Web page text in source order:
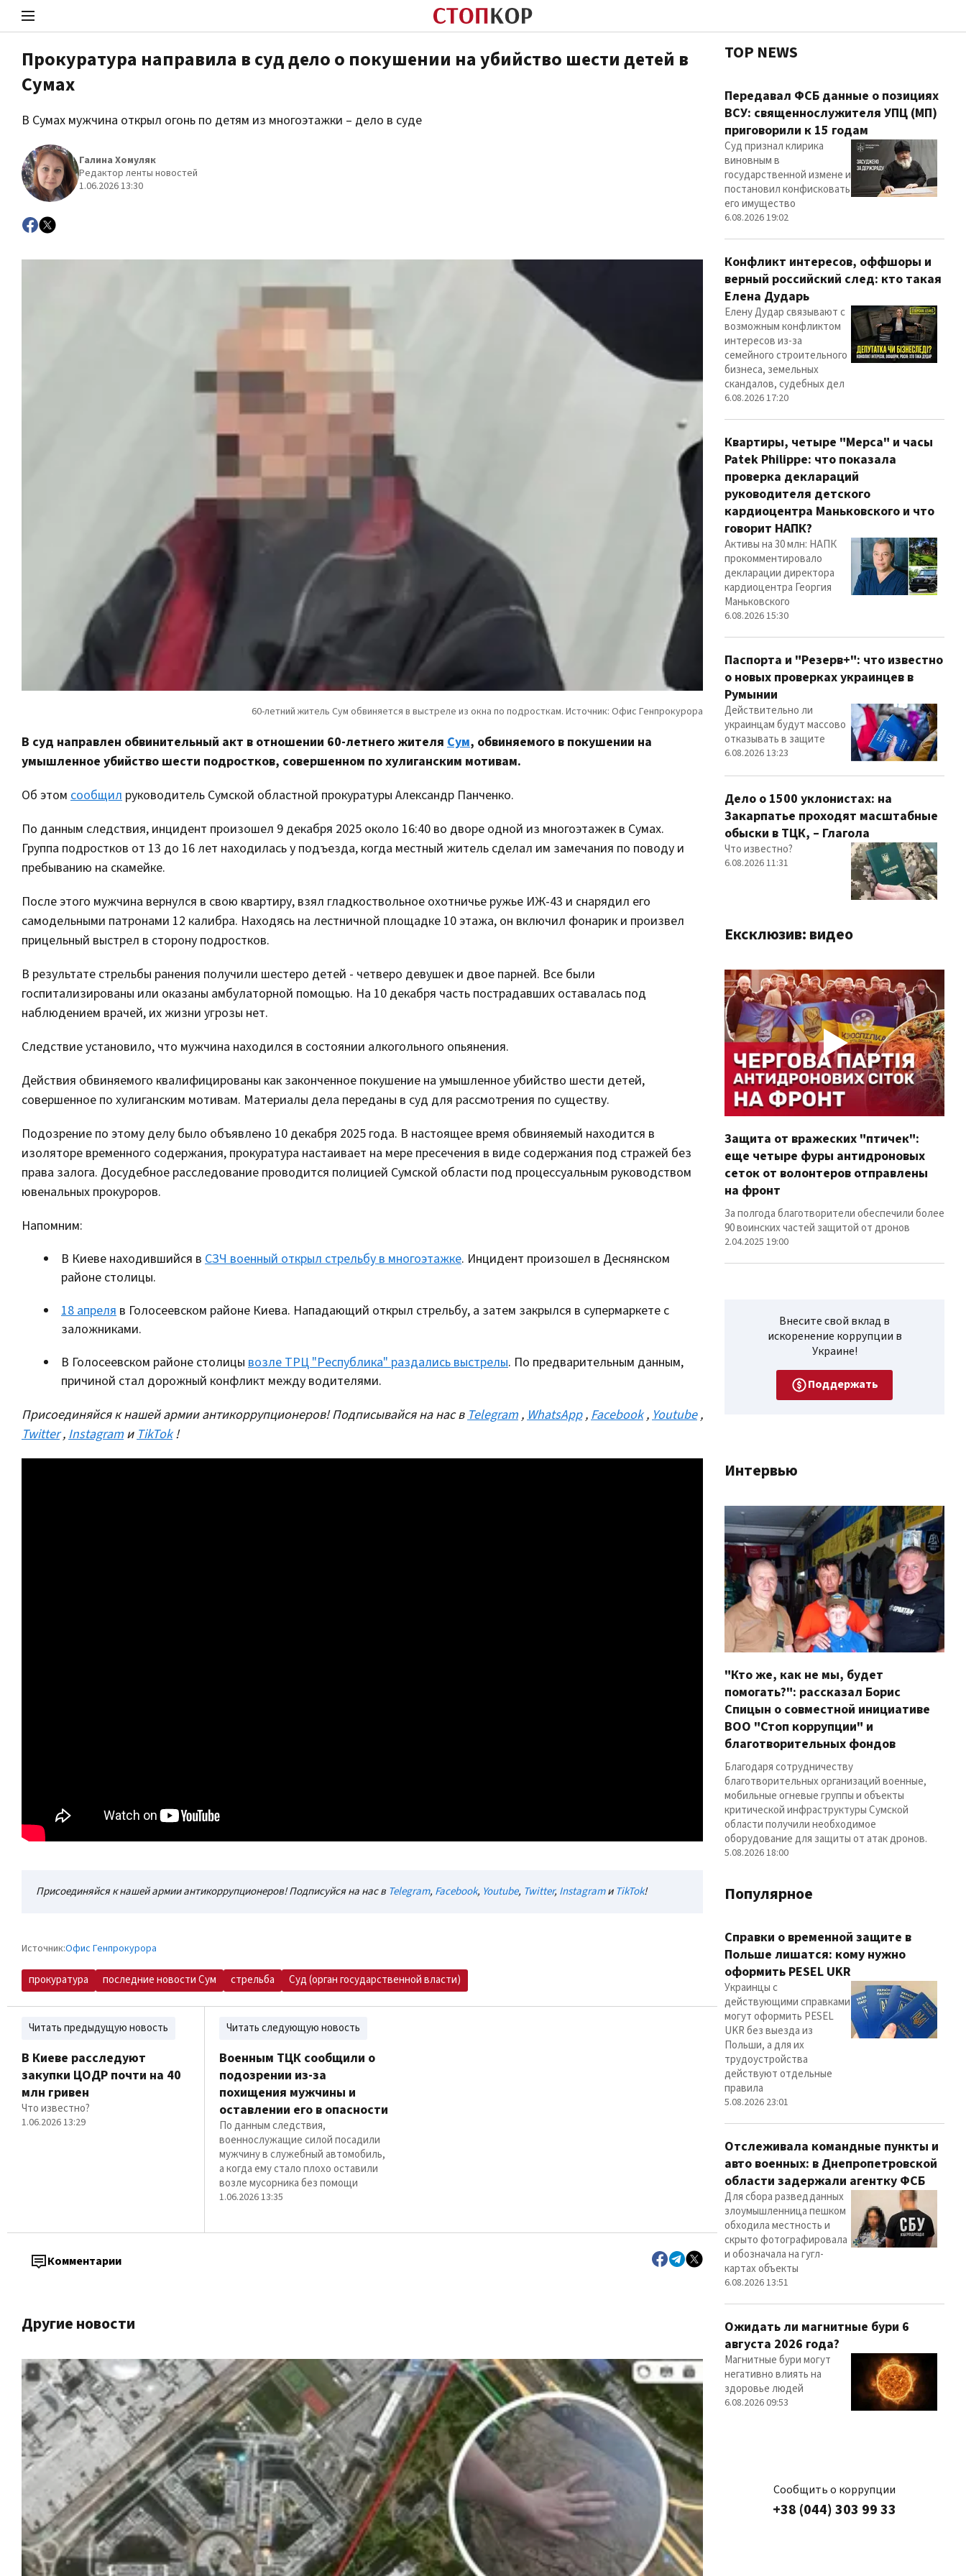
Стоп Политической Коррупции
Политика
Прокуратура направила в суд дело о покушении на убийство шести детей в
Сумах
В Сумах мужчина открыл огонь по детям из многоэтажки – дело в суде
Галина Хомуляк
Редактор ленты новостей
1.06.2026 13:30
В суд направлен обвинительный акт в отношении 60-летнего жителя Сум, обвиняемого в покушении на
умышленное убийство шести подростков, совершенном по хулиганским мотивам.
Об этом сообщил руководитель Сумской областной прокуратуры Александр Панченко.
По данным следствия, инцидент произошел 9 декабря 2025 около 16:40 во дворе одной из многоэтажек в Сумах.
Группа подростков от 13 до 16 лет находилась у подъезда, когда местный житель сделал им замечания по поводу и
пребыванию на скамейке.
После этого мужчина вернулся в свою квартиру, взял гладкоствольное охотничье ружье ИЖ-43 и снарядил его
самодельными патронами 12 калибра. Находясь на лестничной площадке 10 этажа, он включил фонарик и произвел
прицельный выстрел в сторону подростков.
В результате стрельбы ранения получили шестеро детей - четверо девушек и двое парней. Все были
госпитализированы или оказаны амбулаторной помощью. На 10 декабря часть пострадавших оставалась под
наблюдением врачей, их жизни угрозы нет.
Следствие установило, что мужчина находился в состоянии алкогольного опьянения.
Действия обвиняемого квалифицированы как законченное покушение на умышленное убийство шести детей,
совершенное по хулиганским мотивам. Материалы дела переданы в суд для рассмотрения по существу.
Подозрение по этому делу было объявлено 10 декабря 2025 года. В настоящее время обвиняемый находится в
изоляторе временного содержания, прокуратура настаивает на мере пресечения в виде содержания под стражей без
права залога. Досудебное расследование проводится полицией Сумской области под процессуальным руководством
ювенальных прокуроров.
Напомним:
В Киеве находившийся в СЗЧ военный открыл стрельбу в многоэтажке. Инцидент произошел в Деснянском
районе столицы.
18 апреля в Голосеевском районе Киева. Нападающий открыл стрельбу, а затем закрылся в супермаркете с
заложниками.
В Голосеевском районе столицы возле ТРЦ "Республика" раздались выстрелы. По предварительным данным,
причиной стал дорожный конфликт между водителями.
Присоединяйся к нашей армии антикоррупционеров! Подписывайся на нас вTelegram ,WhatsApp ,Facebook ,Youtube ,
Twitter ,Instagram иTikTok !
Присоединяйся к нашей армии антикоррупционеров! Подписуйся на нас в Telegram, Facebook, Youtube, Twitter, InstagramиTikTok!
Источник:Офис Генпрокурора
прокуратура последние новости Сум стрельба Суд (орган государственной власти)
Читать предыдущую новость
В Киеве расследуют
закупки ЦОДР почти на 40
млн гривен
Что известно?
1.06.2026 13:29
Читать следующую новость
Военным ТЦК сообщили о
подозрении из-за
похищения мужчины и
оставлении его в опасности
По данным следствия,
военнослужащие силой посадили
мужчину в служебный автомобиль,
а когда ему стало плохо оставили
возле мусорника без помощи
1.06.2026 13:35
Комментарии
Другие новости
TOP NEWS
Передавал ФСБ данные о позициях
ВСУ: священнослужителя УПЦ (МП)
приговорили к 15 годам
Суд признал клирика
виновным в
государственной измене и
постановил конфисковать
его имущество
6.08.2026 19:02
Конфликт интересов, оффшоры и
верный российский след: кто такая
Елена Дударь
Елену Дудар связывают с
возможным конфликтом
интересов из-за
семейного строительного
бизнеса, земельных
скандалов, судебных дел
6.08.2026 17:20
Квартиры, четыре "Мерса" и часы
Patek Philippe: что показала
проверка деклараций
руководителя детского
кардиоцентра Маньковского и что
говорит НАПК?
Активы на 30 млн: НАПК
прокомментировало
декларации директора
кардиоцентра Георгия
Маньковского
6.08.2026 15:30
Паспорта и "Резерв+": что известно
о новых проверках украинцев в
Румынии
Действительно ли
украинцам будут массово
отказывать в защите
6.08.2026 13:23
Дело о 1500 уклонистах: на
Закарпатье проходят масштабные
обыски в ТЦК, – Глагола
Что известно?
6.08.2026 11:31
Ексклюзив: видео
Защита от вражеских "птичек":
еще четыре фуры антидроновых
сеток от волонтеров отправлены
на фронт
За полгода благотворители обеспечили более
90 воинских частей защитой от дронов
2.04.2025 19:00
Внесите свой вклад в
искоренение коррупции в
Украине!
Поддержать
Интервью
"Кто же, как не мы, будет
помогать?": рассказал Борис
Спицын о совместной инициативе
ВОО "Стоп коррупции" и
благотворительных фондов
Благодаря сотрудничеству
благотворительных организаций военные,
мобильные огневые группы и объекты
критической инфраструктуры Сумской
области получили необходимое
оборудование для защиты от атак дронов.
5.08.2026 18:00
Популярное
Справки о временной защите в
Польше лишатся: кому нужно
оформить PESEL UKR
Украинцы с
действующими справками
могут оформить PESEL
UKR без выезда из
Польши, а для их
трудоустройства
действуют отдельные
правила
5.08.2026 23:01
Отслеживала командные пункты и
авто военных: в Днепропетровской
области задержали агентку ФСБ
Для сбора разведданных
злоумышленница пешком
обходила местность и
скрыто фотографировала
и обозначала на гугл-
картах объекты
6.08.2026 13:51
Ожидать ли магнитные бури 6
августа 2026 года?
Магнитные бури могут
негативно влиять на
здоровье людей
6.08.2026 09:53
Сообщить о коррупции
+38 (044) 303 99 33